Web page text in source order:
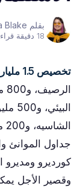
بقلم Alexandra Blake
18 دقيقة قراءة
تخصيص 1.5 مليار دولار
جداول الموانئ
كورديرو ومديرو
وقصير الأجل